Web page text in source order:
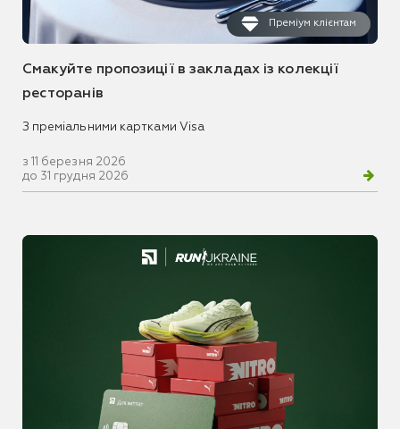
Преміум клієнтам
Смакуйте пропозиції в закладах із колекції
ресторанів
З преміальними картками Visa
з 11 березня 2026
до 31 грудня 2026